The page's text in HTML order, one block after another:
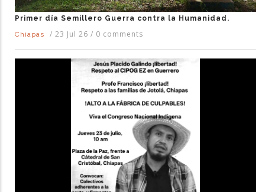
Primer día Semillero Guerra contra la Humanidad.
Chiapas
/ 23 Jul 26 / 0 comments